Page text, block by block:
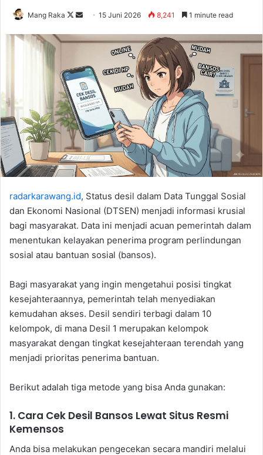
Mang Raka
Follow
X
Send
email
15 Juni 2026 8,241 1 minute read
radarkarawang.id, Status desil dalam Data Tunggal Sosial
dan Ekonomi Nasional (DTSEN) menjadi informasi krusial
bagi masyarakat. Data ini menjadi acuan pemerintah dalam
menentukan kelayakan penerima program perlindungan
sosial atau bantuan sosial (bansos).
Bagi masyarakat yang ingin mengetahui posisi tingkat
kesejahteraannya, pemerintah telah menyediakan
kemudahan akses. Desil sendiri terbagi dalam 10
kelompok, di mana Desil 1 merupakan kelompok
masyarakat dengan tingkat kesejahteraan terendah yang
menjadi prioritas penerima bantuan.
Berikut adalah tiga metode yang bisa Anda gunakan:
1. Cara Cek Desil Bansos Lewat Situs Resmi
Kemensos
Anda bisa melakukan pengecekan secara mandiri melalui